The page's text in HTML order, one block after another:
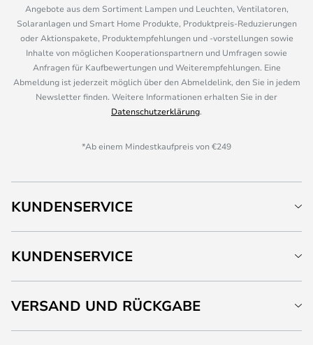
Angebote aus dem Sortiment Lampen und Leuchten, Ventilatoren,
Solaranlagen und Smart Home Produkte, Produktpreis-Reduzierungen
oder Aktionspakete, Produktempfehlungen und -vorstellungen sowie
Inhalte von möglichen Kooperationspartnern und Umfragen sowie
Anfragen für Kaufbewertungen und Weiterempfehlungen. Eine
Abmeldung ist jederzeit möglich über den Abmeldelink, den Sie in jedem
Newsletter finden. Weitere Informationen erhalten Sie in der
Datenschutzerklärung.
*Ab einem Mindestkaufpreis von €249
KUNDENSERVICE
KUNDENSERVICE
VERSAND UND RÜCKGABE